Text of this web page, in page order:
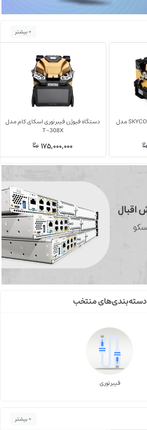
+ بیشتر
دستگاه فیوژن فیبر نوری SKYCOM مدل
دستگاه فیوژن فیبر نوری اسکای کام مدل
T-308X
175,000,000
دسته‌بندی‌های منتخب
فیبر نوری
+ بیشتر